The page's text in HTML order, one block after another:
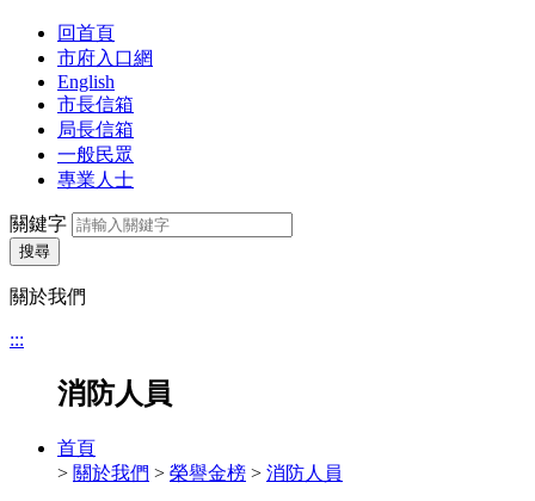
回首頁
市府入口網
English
市長信箱
局長信箱
一般民眾
專業人士
關鍵字
搜尋
關於我們
:::
消防人員
首頁
> 關於我們 > 榮譽金榜 > 消防人員